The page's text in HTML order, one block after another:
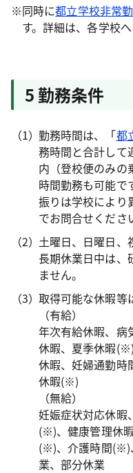
※同時に都立学校非常
す。詳細は、各学校
5 勤務条件
勤務時間は、「都
務時間と合計して
内（登校便のみの
時間勤務も可能で
振りは学校により
でお問合せくださ
土曜日、日曜日、
長期休業日中は、
ません。
取得可能な休暇等
（有給）
年次有給休暇、病
休暇、夏季休暇
休暇、妊婦通勤
休暇(※)
（無給）
妊娠症状対応休暇
(※)、健康管理休
(※)、介護時間(※)
業、部分休業